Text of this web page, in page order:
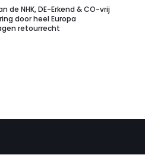
de NHK, DE-Erkend & CO-vrij
door heel Europa
retourrecht